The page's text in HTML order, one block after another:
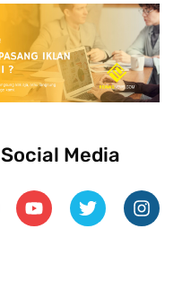
Social Media
Y
o
u
T
w
i
I
n
s